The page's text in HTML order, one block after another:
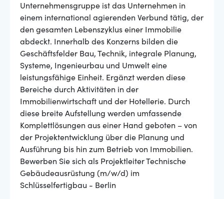
Unternehmensgruppe ist das Unternehmen in
einem international agierenden Verbund tätig, der
den gesamten Lebenszyklus einer Immobilie
abdeckt. Innerhalb des Konzerns bilden die
Geschäftsfelder Bau, Technik, integrale Planung,
Systeme, Ingenieurbau und Umwelt eine
leistungsfähige Einheit. Ergänzt werden diese
Bereiche durch Aktivitäten in der
Immobilienwirtschaft und der Hotellerie. Durch
diese breite Aufstellung werden umfassende
Komplettlösungen aus einer Hand geboten – von
der Projektentwicklung über die Planung und
Ausführung bis hin zum Betrieb von Immobilien.
Bewerben Sie sich als Projektleiter Technische
Gebäudeausrüstung (m/w/d) im
Schlüsselfertigbau - Berlin